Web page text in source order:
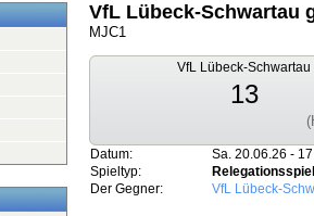
VfL Lübeck-Schwartau
MJC1
VfL Lübeck-Schwartau
13
Datum:
Sa. 20.06.26 -
Spieltyp:
Relegationsspiel
Der Gegner:
VfL Lübeck-